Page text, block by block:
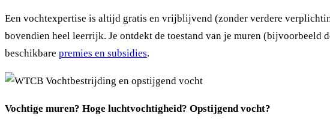
Een vochtexpertise is altijd gratis en vrijblijvend (zonder verdere
bovendien heel leerrijk. Je ontdekt de toestand van je muren (bijvoorbeeld
beschikbare premies en subsidies.
Vochtige muren? Hoge luchtvochtigheid? Opstijgend vocht?